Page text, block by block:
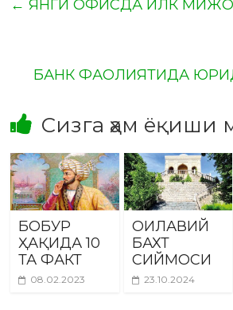
← ЯНГИ ОФИСДА ИЛК
БАНК ФАОЛИЯТИДА
Сизга ҳам ёқиши
БОБУР
ҲАҚИДА 10
ТА ФАКТ
08.02.2023
ОИЛАВИЙ
БАХТ
СИЙМОСИ
23.10.2024